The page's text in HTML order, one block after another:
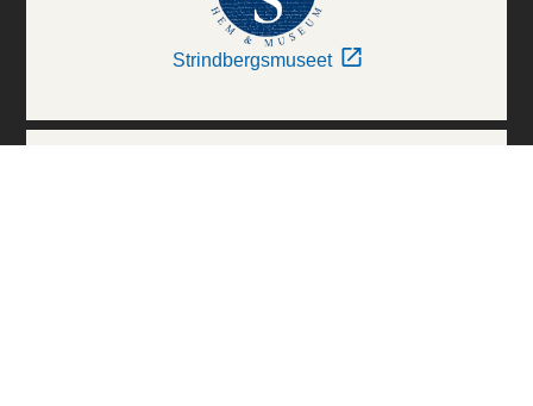
Strindbergsmuseet